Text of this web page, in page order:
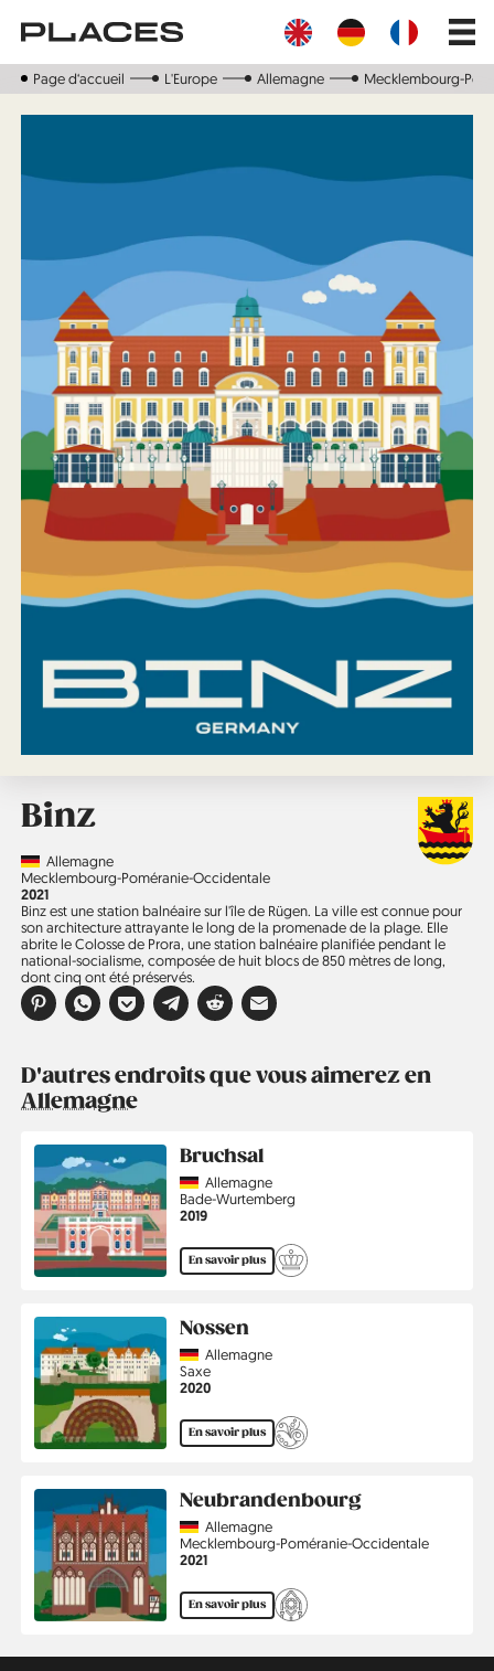
contenu
Main
Page d‘accueil L'Europe Allemagne Mecklembourg-
Binz
CountryAllemagne
Région
Mecklembourg-Poméranie-Occidentale
Année
2021
Binz est une station balnéaire sur l'île de Rügen. La ville est connue pour
son architecture attrayante le long de la promenade de la plage. Elle
abrite le Colosse de Prora, une station balnéaire planifiée pendant le
national-socialisme, composée de huit blocs de 850 mètres de long,
dont cinq ont été préservés.
D'autres endroits que vous aimerez en
Allemagne
Bruchsal
CountryAllemagne
Région
Bade-Wurtemberg
Année
2019
En savoir plus
Nossen
CountryAllemagne
Région
Saxe
Année
2020
En savoir plus
Neubrandenbourg
CountryAllemagne
Région
Mecklembourg-Poméranie-Occidentale
Année
2021
En savoir plus